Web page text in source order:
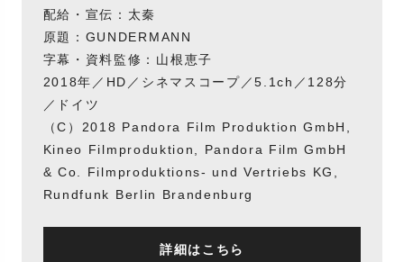
配給・宣伝：太秦
原題：GUNDERMANN
字幕・資料監修：山根恵子
2018年／HD／シネマスコープ／5.1ch／128分
／ドイツ
（C）2018 Pandora Film Produktion GmbH,
Kineo Filmproduktion, Pandora Film GmbH
& Co. Filmproduktions- und Vertriebs KG,
Rundfunk Berlin Brandenburg
詳細はこちら